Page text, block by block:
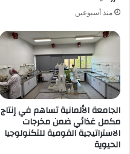
منذ أسبوعين
الجامعة الألمانية تساهم في إنتاج
مكمل غذائي ضمن مخرجات
الاستراتيجية القومية للتكنولوجيا
الحيوية